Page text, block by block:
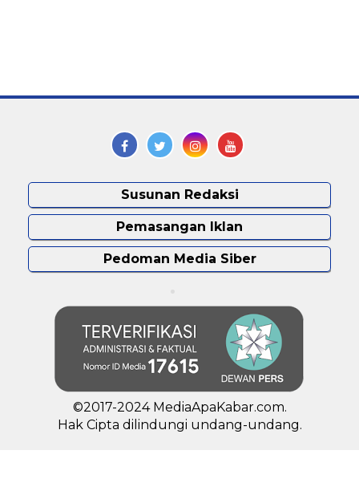
Susunan Redaksi
Pemasangan Iklan
Pedoman Media Siber
©2017-2024 MediaApaKabar.com.
Hak Cipta dilindungi undang-undang.